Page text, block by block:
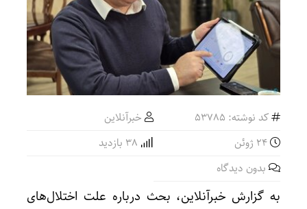
کد نوشته: 53785
خبرآنلاین
بدون دیدگاه
به گزارش خبرآنلاین، بحث درباره علت اختلال‌های